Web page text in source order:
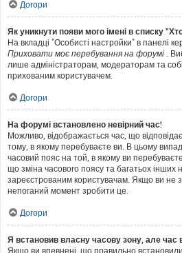
Догори
Як уникнути появи мого імені в списку
На вкладці "Особисті настройки" в панелі
Приховати моє перебування на форумі .
лише адміністраторам, модераторам та
прихованим користувачем.
Догори
На форумі встановлено невірний час!
Можливо, відображається час, що
тому, в якому перебуваєте ви. В цьому
часовий пояс на той, в якому ви
що зміна часового поясу та багатьох
зареєстрованим користувачам. Якщо ви не
непоганий момент зробити це.
Догори
Я встановив власну часову зону, але час
Якщо ви впевнені, що правильно